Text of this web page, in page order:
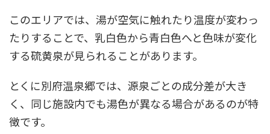
このエリアでは、湯が空気に触れたり温度が変わっ
たりすることで、乳白色から青白色へと色味が変化
する硫黄泉が見られることがあります。
とくに別府温泉郷では、源泉ごとの成分差が大き
く、同じ施設内でも湯色が異なる場合があるのが特
徴です。